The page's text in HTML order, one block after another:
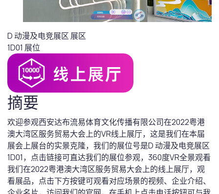
D 动漫及电竞展区 展区
1D01 展位
摘要
欢迎参观西安达布流易体育文化传播有限公司在2022粤港
澳大湾区服务贸易大会上的VR线上展厅，这是我们在本届
展会上展台的实景克隆，我们的展位号是D 动漫及电竞展区
1D01，点击链接可直达我们的展位参观，360度VR全景观看
我们在2022粤港澳大湾区服务贸易大会上的线上展厅，观
看展品，点击下方按键可观看对应场景的视频、企业介绍、